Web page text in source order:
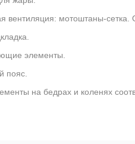
вентиляция: мотоштаны-сетка.
элементы.
пояс.
на бедрах и коленях